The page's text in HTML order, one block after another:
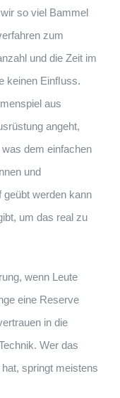
so viel Bammel
zum
und die Zeit im
keinen Einﬂuss.
aus
angeht,
dem einfachen
und
werden kann
um das real zu
wenn Leute
eine Reserve
in die
Wer das
springt meistens